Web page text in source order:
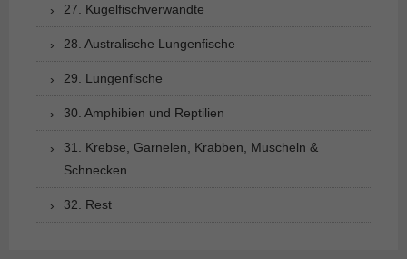
27. Kugelfischverwandte
28. Australische Lungenfische
29. Lungenfische
30. Amphibien und Reptilien
31. Krebse, Garnelen, Krabben, Muscheln &
Schnecken
32. Rest